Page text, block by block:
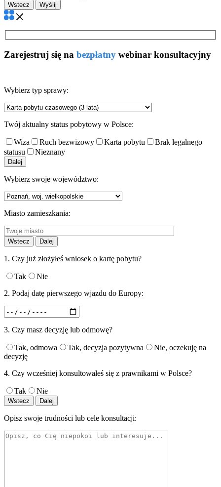
Wstecz
Zarejestruj się na bezpłatny webinar konsultacyjny
Wybierz typ sprawy:
Twój aktualny status pobytowy w Polsce:
Wiza Ruch bezwizowy Karta pobytu
Brak legalnego
statusu
Nieznany
Dalej
Wybierz swoje województwo:
Miasto zamieszkania:
Wstecz Dalej
1. Czy już złożyłeś wniosek o kartę pobytu?
Tak
Nie
2. Podaj datę pierwszego wjazdu do Europy:
3. Czy masz decyzję lub odmowę?
Tak, odmowa Tak, decyzja pozytywna
Nie, oczekuję na
decyzję
4. Czy wcześniej konsultowałeś się z prawnikami w Polsce?
Tak Nie
Wstecz Dalej
Opisz swoje trudności lub cele konsultacji: